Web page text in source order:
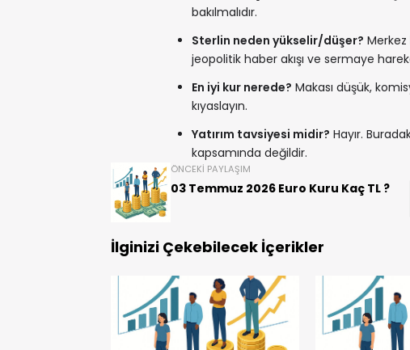
bakılmalıdır.
Sterlin neden yükselir/düşer?
jeopolitik haber akışı ve sermaye
En iyi kur nerede? Makası düşük,
kıyaslayın.
Yatırım tavsiyesi midir? Hayır.
kapsamında değildir.
ÖNCEKI PAYLAŞIM
03 Temmuz 2026 Euro Kuru Kaç TL ?
İlginizi Çekebilecek İçerikler